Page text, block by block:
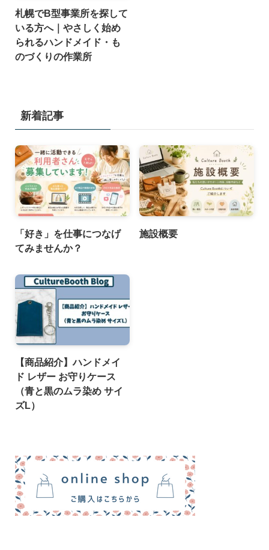
札幌でB型事業所を探して
いる方へ｜やさしく始め
られるハンドメイド・も
のづくりの作業所
新着記事
「好き」を仕事につなげ
てみませんか？
施設概要
【商品紹介】ハンドメイ
ド レザー お守りケース
（青と黒のムラ染め サイ
ズL）